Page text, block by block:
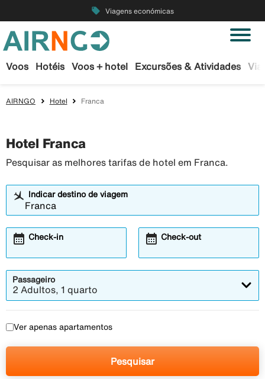
local_offer Viagens económicas
Voos Hotéis Voos + hotel Excursões & Atividades
AIRNGO Hotel Franca
Hotel Franca
Pesquisar as melhores tarifas de hotel em Franca.
Indicar destino de viagem
Check-in
calendar_month Check-out
calendar_month
Passageiro
2 Adultos, 1 quarto
Ver apenas apartamentos
Pesquisar